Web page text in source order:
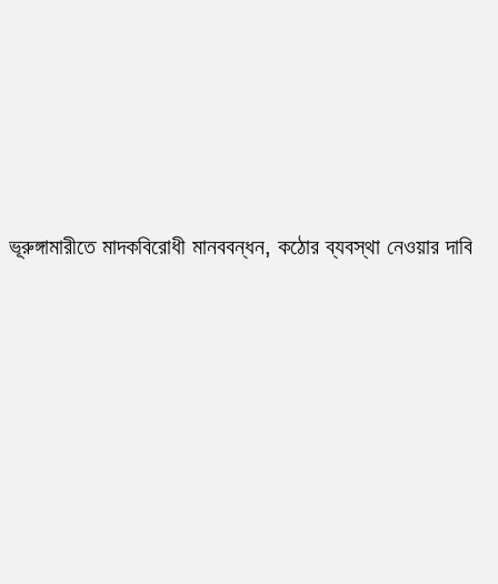
ভূরুঙ্গামারীতে মাদকবিরোধী মানববন্ধন, কঠোর ব্যবস্থা নেওয়ার দাবি